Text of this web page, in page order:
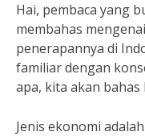
Hai, pembaca yang
membahas
penerapannya di
familiar dengan
apa, kita akan bahas
Jenis ekonomi